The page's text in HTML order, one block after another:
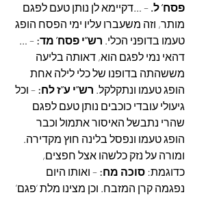
פסח’ ל. – …דקיימא לן נותן טעם לפגם
מותר, וזה משעברו עליו ימי הפסח הופג
טעמו בדופני הכלי. רש”י פסח’ מד: – …
דהאי נמי לפגם הוא, דאותה בליעה
מששהתה בדופנו של כלי לילה אחת
הופג טעמו ונתקלקל. רש”י ע”ז לח: – וכל
גיעולי עובדי כוכבים נותן טעם לפגם
שהרי נתבשל האיסור אתמול וכבר
הופג טעמו ונפסל בלינה חוץ מקדירה.
ומורה על נזק כלשהו אצל חפצים,
כדוגמת: סוכה מח: – ואותו היום
נפגמה קרן המזבח. וכן מצינו מלת ‘פגם’